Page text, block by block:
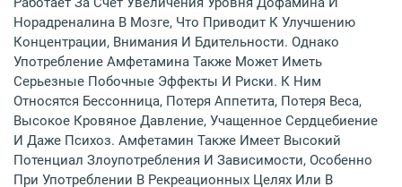
Норадреналина В Мозге, Что Приводит К Улучшению
Концентрации, Внимания И Бдительности. Однако
Употребление Амфетамина Также Может Иметь
Серьезные Побочные Эффекты И Риски. К Ним
Относятся Бессонница, Потеря Аппетита, Потеря Веса,
Высокое Кровяное Давление, Учащенное Сердцебиение
И Даже Психоз. Амфетамин Также Имеет Высокий
Потенциал Злоупотребления И Зависимости, Особенно
При Употреблении В Рекреационных Целях Или В